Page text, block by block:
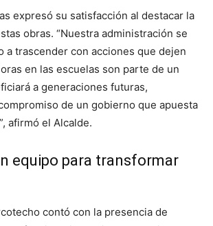
expresó su satisfacción al destacar la
obras. “Nuestra administración se
a trascender con acciones que dejen
en las escuelas son parte de un
a generaciones futuras,
de un gobierno que apuesta
afirmó el Alcalde.
equipo para transformar
contó con la presencia de